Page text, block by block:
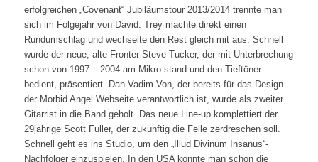
erfolgreichen „Covenant“ Jubiläumstour 2013/2014 trennte man
sich im Folgejahr von David. Trey machte direkt einen
Rundumschlag und wechselte den Rest gleich mit aus. Schnell
wurde der neue, alte Fronter Steve Tucker, der mit Unterbrechung
schon von 1997 – 2004 am Mikro stand und den Tieftöner
bedient, präsentiert. Dan Vadim Von, der bereits für das Design
der Morbid Angel Webseite verantwortlich ist, wurde als zweiter
Gitarrist in die Band geholt. Das neue Line-up komplettiert der
29jährige Scott Fuller, der zukünftig die Felle zerdreschen soll.
Schnell geht es ins Studio, um den „Illud Divinum Insanus“-
Nachfolger einzuspielen. In den USA konnte man schon die